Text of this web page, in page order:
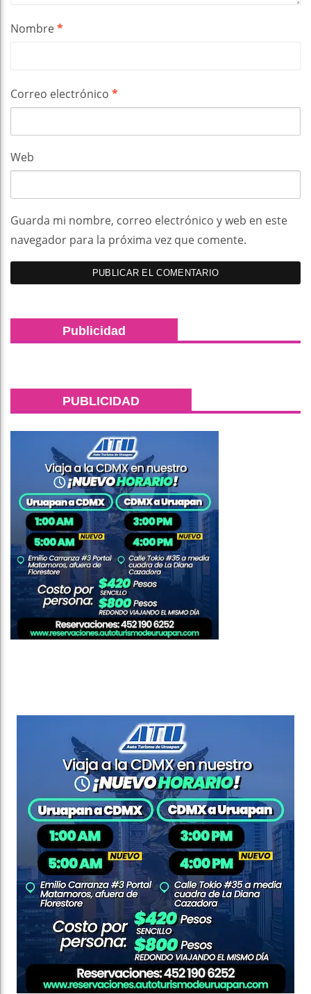
Nombre*
Correo electrónico *
Web
Guarda mi nombre, correo electrónico y web en este
navegador para la próxima vez que comente.
Publicidad
PUBLICIDAD